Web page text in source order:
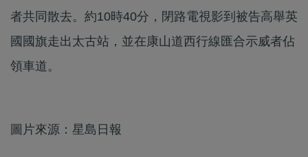
者共同散去。約10時40分，閉路電視影到被告高舉英
國國旗走出太古站，並在康山道西行線匯合示威者佔
領車道。
圖片來源：星島日報